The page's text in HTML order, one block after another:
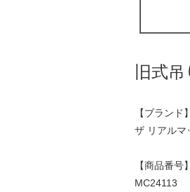
旧式
【ブランド】
ザ リアルマ
【商品番号】
MC24113